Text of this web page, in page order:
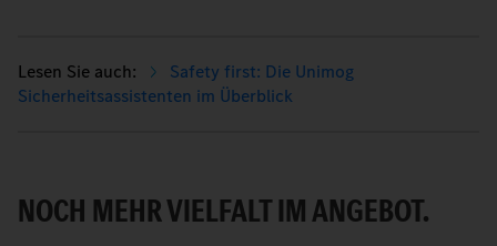
Safety first: Die Unimog
Sicherheitsassistenten im Überblick
NOCH MEHR VIELFALT IM ANGEBOT.